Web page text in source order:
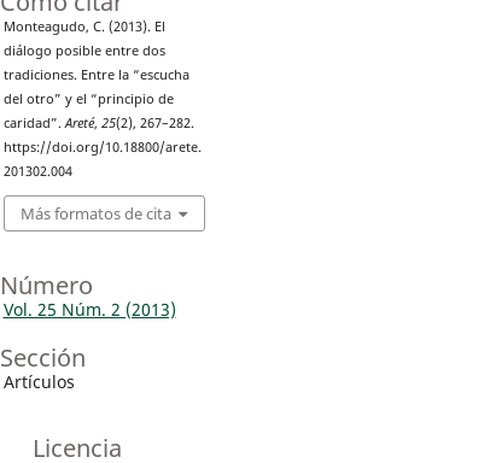
Monteagudo, C. (2013). El
diálogo posible entre dos
tradiciones. Entre la “escucha
del otro” y el “principio de
caridad”.Areté, 25(2), 267–282.
https://doi.org/10.18800/arete.
201302.004
Más formatos de cita
Número
Vol. 25 Núm. 2 (2013)
Sección
Artículos
Licencia